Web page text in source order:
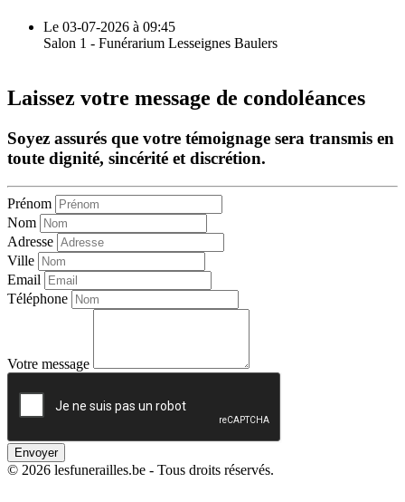
Le 03-07-2026 à 09:45
Salon 1 - Funérarium Lesseignes Baulers
Laissez votre message de condoléances
Soyez assurés que votre témoignage sera transmis en
toute dignité, sincérité et discrétion.
Prénom
Nom
Adresse
Ville
Email
Téléphone
Votre message
Envoyer
© 2026 lesfunerailles.be - Tous droits réservés.